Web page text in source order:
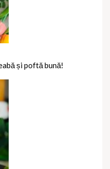
și poftă bună!